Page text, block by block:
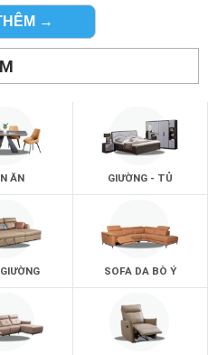
chỉ là vật dụng nội thất. Đó
khoảnh khắc sum vầy đáng
giá tốt. Chọn là yêu.
→
ĂN GIƯỜNG - TỦ
SOFA DA BÒ Ý